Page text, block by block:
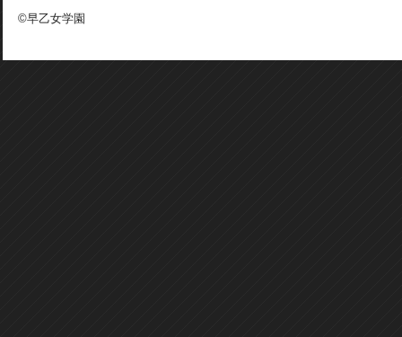
©早乙女学園